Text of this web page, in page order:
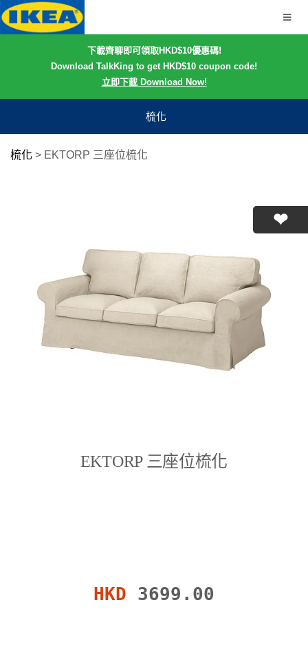
下載齊聊即可領取HKD$10優惠碼!
Download TalkKing to get HKD$10 coupon code!
立即下載 Download Now!
梳化
梳化 > EKTORP 三座位梳化
EKTORP 三座位梳化
HKD 3699.00